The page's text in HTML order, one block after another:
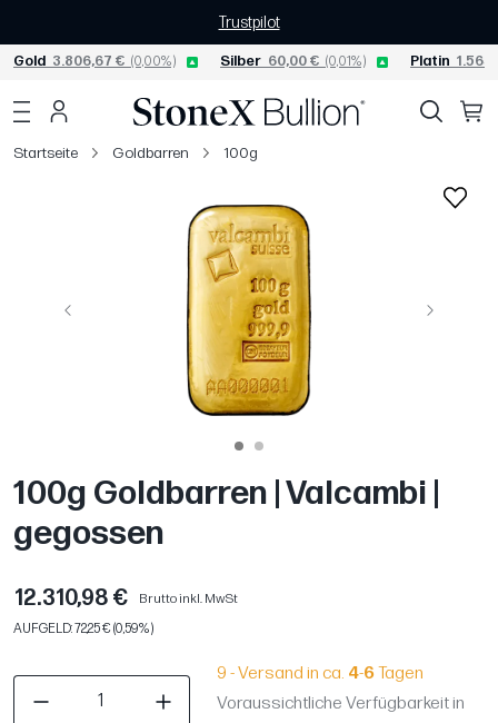
Trustpilot
Gold 3.806,67 € (0,00%) Silber 60,00 € (0,01%) Platin
Startseite Goldbarren 100g
Vorige Weiter
100g Goldbarren | Valcambi |
gegossen
12.310,98 €
Brutto inkl. MwSt
AUFGELD: 72,25 € (0,59%)
9 - Versand in ca. 4-6Tagen
Voraussichtliche Verfügbarkeit in